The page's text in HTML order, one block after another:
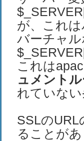
が、これ
バーチャ
これは
ュメントル
れていな
SSLのURL
ることがあ